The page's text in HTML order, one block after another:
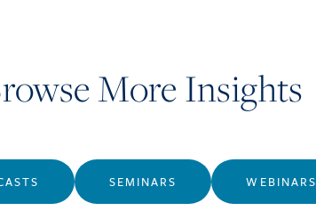
More Insights
SEMINARS WEBINARS